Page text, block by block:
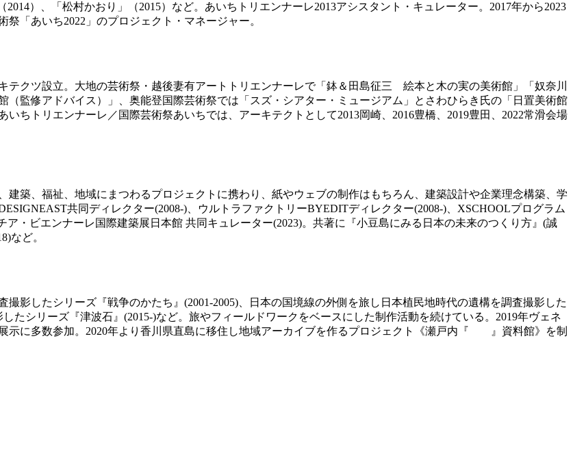
）、「松村かおり」（2015）など。あいちトリエンナーレ2013アシスタント・キュレーター。2017年から2023
「あいち2022」のプロジェクト・マネージャー。
テクツ設立。大地の芸術祭・越後妻有アートトリエンナーレで「鉢＆田島征三 絵本と木の実の美術館」「奴奈川
監修アドバイス）」、奥能登国際芸術祭では「スズ・シアター・ミュージアム」とさわひらき氏の「日置美術館
ちトリエンナーレ／国際芸術祭あいちでは、アーキテクトとして2013岡崎、2016豊橋、2019豊田、2022常滑会場
建築、福祉、地域にまつわるプロジェクトに携わり、紙やウェブの制作はもちろん、建築設計や企業理念構築、学
共同ディレクター(2008-)、ウルトラファクトリーBYEDITディレクター(2008-)、XSCHOOLプログラム
ア・ビエンナーレ国際建築展日本館 共同キュレーター(2023)。共著に『小豆島にみる日本の未来のつくり方』(誠
など。
影したシリーズ『戦争のかたち』(2001-2005)、日本の国境線の外側を旅し日本植民地時代の遺構を調査撮影した
たシリーズ『津波石』(2015-)など。旅やフィールドワークをベースにした制作活動を続けている。2019年ヴェネ
示に多数参加。2020年より香川県直島に移住し地域アーカイブを作るプロジェクト《瀬戸内『 』資料館》を制